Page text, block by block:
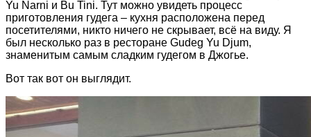
Yu Narni и Bu Tini. Тут можно увидеть процесс
приготовления гудега – кухня расположена перед
посетителями, никто ничего не скрывает, всё на виду. Я
был несколько раз в ресторане Gudeg Yu Djum,
знаменитым самым сладким гудегом в Джогье.
Вот так вот он выглядит.